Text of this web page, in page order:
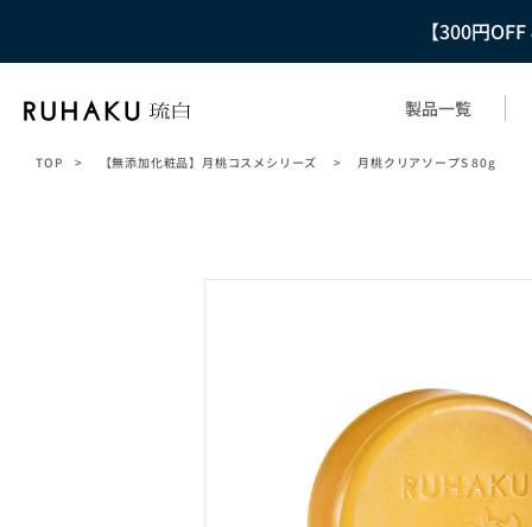
【300円
製品一覧
TOP > 【無添加化粧品】月桃コスメシリーズ > 月桃クリアソープS 80g